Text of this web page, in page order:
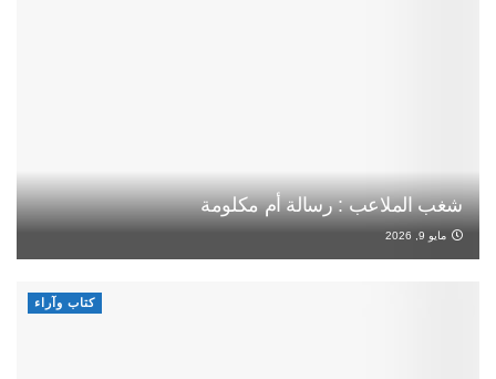
شغب الملاعب : رسالة أم مكلومة
مايو 9, 2026
كتاب وآراء